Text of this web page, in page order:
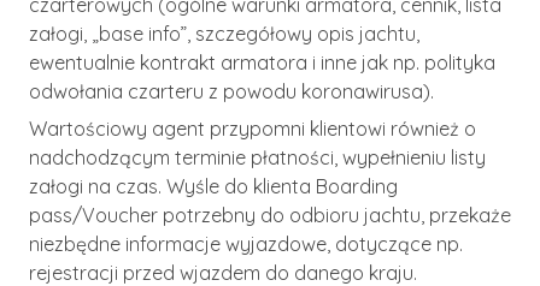
czarterowych (ogólne warunki armatora, cennik, lista
załogi, „base info”, szczegółowy opis jachtu,
ewentualnie kontrakt armatora i inne jak np. polityka
odwołania czarteru z powodu koronawirusa).
Wartościowy agent przypomni klientowi również o
nadchodzącym terminie płatności, wypełnieniu listy
załogi na czas. Wyśle do klienta Boarding
pass/Voucher potrzebny do odbioru jachtu, przekaże
niezbędne informacje wyjazdowe, dotyczące np.
rejestracji przed wjazdem do danego kraju.